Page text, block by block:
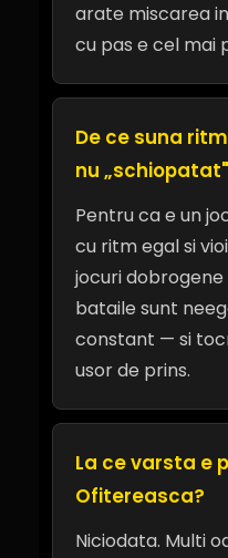
arate miscarea
cu pas e cel mai
De ce suna
nu
Pentru ca e un
cu ritm egal si
jocuri dobrogene
bataile sunt
constant — si
usor de prins.
La ce varsta e
Ofitereasca?
Niciodata. Multi